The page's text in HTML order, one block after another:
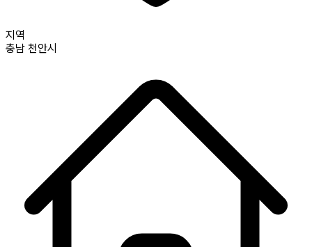
지역
충남 천안시